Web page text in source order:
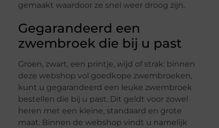
gemaakt waardoor ze snel weer droog zijn.
Gegarandeerd een
zwembroek die bij u past
Groen, zwart, een printje, wijd of strak: binnen
deze webshop vol goedkope zwembroeken,
kunt u gegarandeerd een leuke zwembroek
bestellen die bij u past. Dit geldt voor zowel
heren met een kleine, standaard en grote
maat. Binnen de webshop vindt u namelijk